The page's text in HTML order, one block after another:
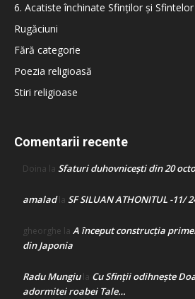
6. Acatiste închinate Sfinților și Sfintelor
Rugăciuni
Fără categorie
Poezia religioasă
Stiri religioase
Comentarii recente
Doina la Sfaturi duhovnicești din 20
amaladla SF SILUAN ATHONITUL -11/
gheorghe la A început construcţia
din Japonia
Radu Mungiula Cu Sfinții odihnește
adormitei roabei Tale…